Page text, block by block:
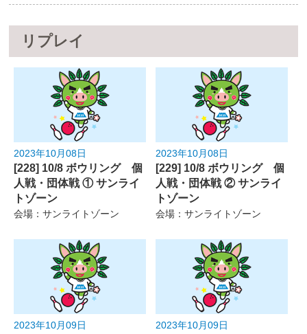
リプレイ
2023年10月08日
[228] 10/8 ボウリング 個
人戦・団体戦 ① サンライ
トゾーン
会場：サンライトゾーン
2023年10月08日
[229] 10/8 ボウリング 個
人戦・団体戦 ② サンライ
トゾーン
会場：サンライトゾーン
2023年10月09日 2023年10月09日